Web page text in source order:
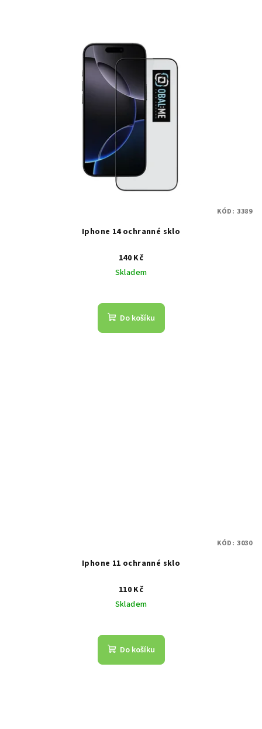
Iphone 14 ochranné sklo
140 Kč
Skladem
Do košíku
KÓD: 3389
Iphone 11 ochranné sklo
110 Kč
Skladem
Do košíku
KÓD: 3030